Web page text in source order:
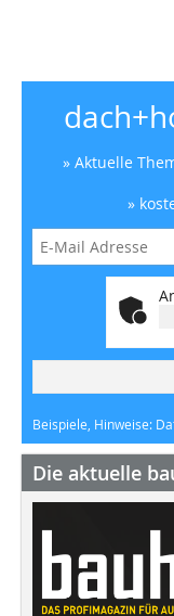
» Aktuelle
»
Beispiele, Hinweise:
Die aktuelle